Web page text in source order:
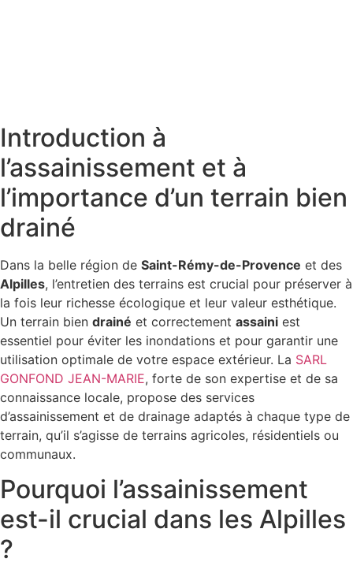
Introduction à
l’assainissement et à
l’importance d’un terrain bien
drainé
Dans la belle région de Saint-Rémy-de-Provence et des
Alpilles, l’entretien des terrains est crucial pour préserver à
la fois leur richesse écologique et leur valeur esthétique.
Un terrain bien drainé et correctement assaini est
essentiel pour éviter les inondations et pour garantir une
utilisation optimale de votre espace extérieur. La SARL
GONFOND JEAN-MARIE, forte de son expertise et de sa
connaissance locale, propose des services
d’assainissement et de drainage adaptés à chaque type de
terrain, qu’il s’agisse de terrains agricoles, résidentiels ou
communaux.
Pourquoi l’assainissement
est-il crucial dans les Alpilles
?